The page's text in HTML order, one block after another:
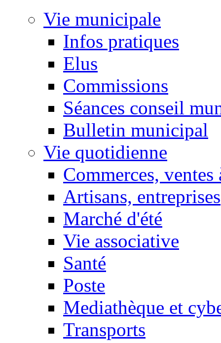
Vie municipale
Infos pratiques
Elus
Commissions
Séances conseil
Bulletin municipal
Vie quotidienne
Commerces, ventes
Artisans, entreprises
Marché d'été
Vie associative
Santé
Poste
Mediathèque et
Transports